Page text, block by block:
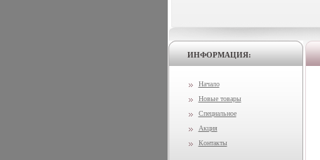
ИНФОРМАЦИЯ:
Начало
Новые товары
Специальное
Акция
Контакты